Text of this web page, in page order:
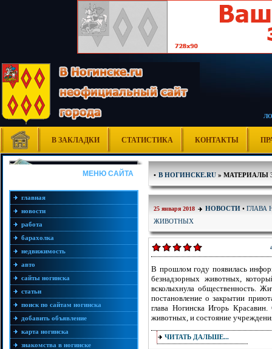
В ЗАКЛАДКИ СТАТИСТИКА КОНТАКТЫ
МЕНЮ САЙТА
главная
новости
работа
барахолка
недвижимость
авто
сайты ногинска
статьи
поиск по сайтам ногинска
добавить объявление
карта ногинска
знакомства в ногинске
• В НОГИНСКЕ.RU» МАТЕРИАЛЫ
25 января 2018 НОВОСТИ • ГЛАВА
ЖИВОТНЫХ
В прошлом году появилась
безнадзорных животных,
всколыхнула общественность.
постановление о закрытии
глава Ногинска Игорь
животных, и состояние
ЧИТАТЬ ДАЛЬШЕ...